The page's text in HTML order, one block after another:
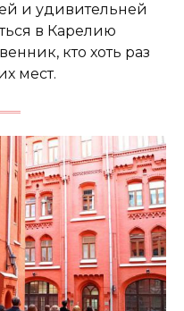
и удивительней
в Карелию
кто хоть раз
мест.